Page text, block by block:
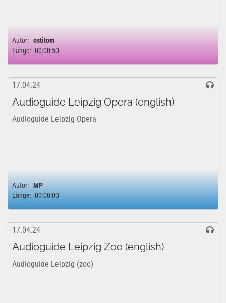
Autor: ostitom
Länge: 00:00:50
17.04.24
Audioguide Leipzig Opera (english)
Audioguide Leipzig Opera
Autor: MP
Länge: 00:00:00
17.04.24
Audioguide Leipzig Zoo (english)
Audioguide Leipzig (zoo)